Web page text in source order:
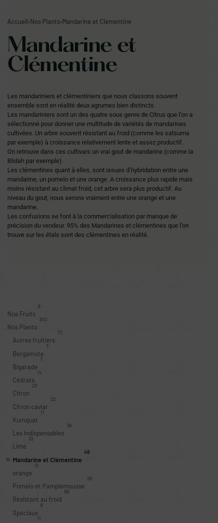
Les ventes sur place continuent. Prochain réassort sur
notre site en fin d'été.
Accueil›Nos Plants›Mandarine et Clémentine
Mandarine et
Clémentine
Les mandariniers et clémentiniers que nous classons souvent
ensemble sont en réalité deux agrumes bien distincts.
Les mandariniers sont un des quatre sous genre de Citrus que l’on a
sélectionné pour donner une multitude de variétés de mandarines
cultivées. Un arbre souvent résistant au froid (comme les satsuma
par exemple) à croissance relativement lente et assez productif.
On retrouve dans ces cultivars un vrai gout de mandarine (comme la
Blidah par exemple).
Les clémentines quant à elles, sont issues d’hybridation entre une
mandarine, un pomelo et une orange. A croissance plus rapide mais
moins résistant au climat froid, cet arbre sera plus productif. Au
niveau du gout, nous serons vraiment entre une orange et une
mandarine.
Les confusions se font à la commercialisation par manque de
précision du vendeur. 95% des Mandarines et clémentines que l’on
trouve sur les étals sont des clémentines en réalité.
Nos Fruits
8
Nos Plants
302
Autres fruitiers
72
Bergamote
7
Bigarade
7
Cédrats
14
Citron
23
Citron caviar
22
Kumquat
11
Les indispensables
38
Lime
22
Mandarine et Clémentine
49
orange
21
Pomelo et Pamplemousse
28
Résistant au froid
99
Spéciaux
6
11